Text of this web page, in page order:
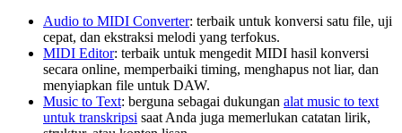
Audio to MIDI Converter: terbaik untuk konversi satu file, uji
cepat, dan ekstraksi melodi yang terfokus.
MIDI Editor: terbaik untuk mengedit MIDI hasil konversi
secara online, memperbaiki timing, menghapus not liar, dan
menyiapkan file untuk DAW.
Music to Text: berguna sebagai dukungan alat music to text
untuk transkripsi saat Anda juga memerlukan catatan lirik,